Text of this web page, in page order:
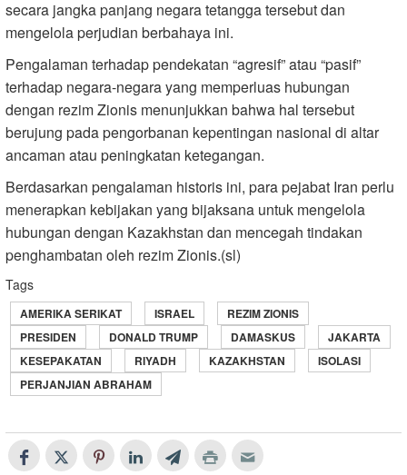
secara jangka panjang negara tetangga tersebut dan
mengelola perjudian berbahaya ini.
Pengalaman terhadap pendekatan “agresif” atau “pasif”
terhadap negara-negara yang memperluas hubungan
dengan rezim Zionis menunjukkan bahwa hal tersebut
berujung pada pengorbanan kepentingan nasional di altar
ancaman atau peningkatan ketegangan.
Berdasarkan pengalaman historis ini, para pejabat Iran perlu
menerapkan kebijakan yang bijaksana untuk mengelola
hubungan dengan Kazakhstan dan mencegah tindakan
penghambatan oleh rezim Zionis.(sl)
Tags
AMERIKA SERIKAT ISRAEL
REZIM ZIONIS
PRESIDEN
DONALD TRUMP DAMASKUS
JAKARTA
KESEPAKATAN
RIYADH KAZAKHSTAN
ISOLASI
PERJANJIAN ABRAHAM